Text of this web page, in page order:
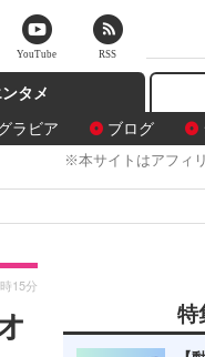
タメ
ラビア ブログ
※本サイトはアフィ
15分
特
YouTube RSS